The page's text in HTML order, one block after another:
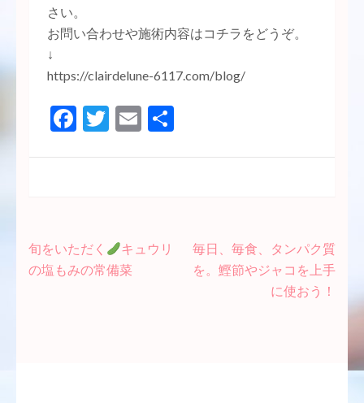
さい。
お問い合わせや施術内容はコチラをどうぞ。
↓
https://clairdelune-6117.com/blog/
Facebook
Twitter
Email
投
稿
旬をいただく
キュウリ
の塩もみの常備菜
毎日、毎食、タンパク質
を。鰹節やジャコを上手
に使おう！